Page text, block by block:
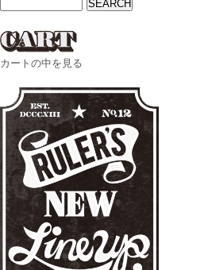
カートの中を見る